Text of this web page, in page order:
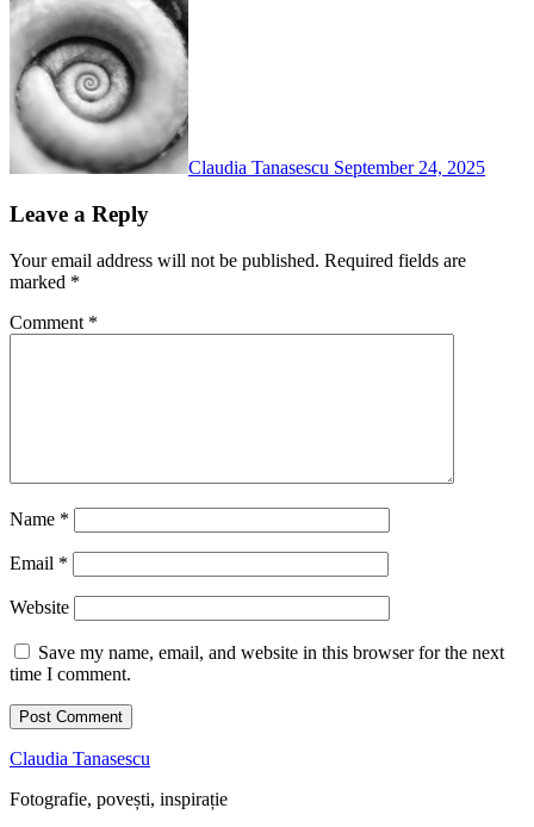
Claudia Tanasescu September 24, 2025
Leave a Reply
Your email address will not be published. Required fields are
marked *
Comment *
Name *
Email *
Website
Save my name, email, and website in this browser for the next
time I comment.
Claudia Tanasescu
Fotografie, povești, inspirație